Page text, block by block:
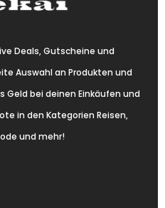
Deals, Gutscheine und
Auswahl an Produkten und
Geld bei deinen Einkäufen und
in den Kategorien Reisen,
und mehr!